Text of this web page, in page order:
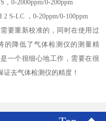
，0-2000ppm/0-200ppm
S-LC ，0-20ppm/0-100ppm
要重新校准的，同时在使用过
的降低了气体检测仪的测量精
一个很细心地工作，需要在很
去气体检测仪的精度！